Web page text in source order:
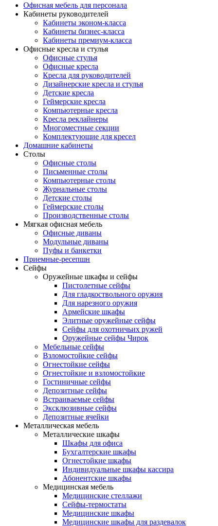
Офисная мебель для персонала
Кабинеты руководителей
Кабинеты эконом-класса
Кабинеты бизнес-класса
Кабинеты премиум-класса
Офисные кресла и стулья
Офисные стулья
Офисные кресла
Кресла для руководителей
Дизайнерские кресла и стулья
Детские кресла
Геймерские кресла
Компьютерные кресла
Кресла реклайнеры
Многоместные секции
Комплектующие для кресел
Домашние кабинеты
Столы
Офисные столы
Письменные столы
Компьютерные столы
Журнальные столы
Детские столы
Геймерские столы
Производственные столы
Мягкая офисная мебель
Офисные диваны
Модульные диваны
Пуфы и банкетки
Приемные-ресепшн
Сейфы
Оружейные шкафы и сейфы
Пистолетные сейфы
Для гладкоствольного оружия
Для нарезного оружия
Армейские шкафы
Элитные оружейные сейфы
Сейфы для охотничьих ружей
Оружейные сейфы Чирок
Мебельные сейфы
Взломостойкие сейфы
Огнестойкие сейфы
Огнестойкие и взломостойкие
Гостиничные сейфы
Депозитные сейфы
Встраиваемые сейфы
Эксклюзивные сейфы
Депозитные ячейки
Металлическая мебель
Металлические шкафы
Шкафы для офиса
Бухгалтерские шкафы
Огнестойкие шкафы
Индивидуальные шкафы кассира
Абонентские шкафы
Медицинская мебель
Медицинские стеллажи
Сейфы-термостаты
Медицинские шкафы
Медицинские шкафы для раздевалок